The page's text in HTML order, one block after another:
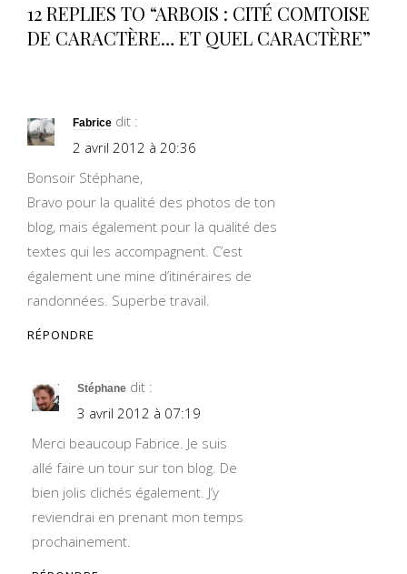
12 REPLIES TO “ARBOIS : CITÉ COMTOISE
DE CARACTÈRE… ET QUEL CARACTÈRE”
Fabrice dit :
2 avril 2012 à 20:36
Bonsoir Stéphane,
Bravo pour la qualité des photos de ton
blog, mais également pour la qualité des
textes qui les accompagnent. C’est
également une mine d’itinéraires de
randonnées. Superbe travail.
RÉPONDRE
Stéphane dit :
3 avril 2012 à 07:19
Merci beaucoup Fabrice. Je suis
allé faire un tour sur ton blog. De
bien jolis clichés également. J’y
reviendrai en prenant mon temps
prochainement.